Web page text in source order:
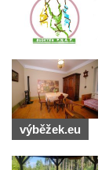
výběžek.eu